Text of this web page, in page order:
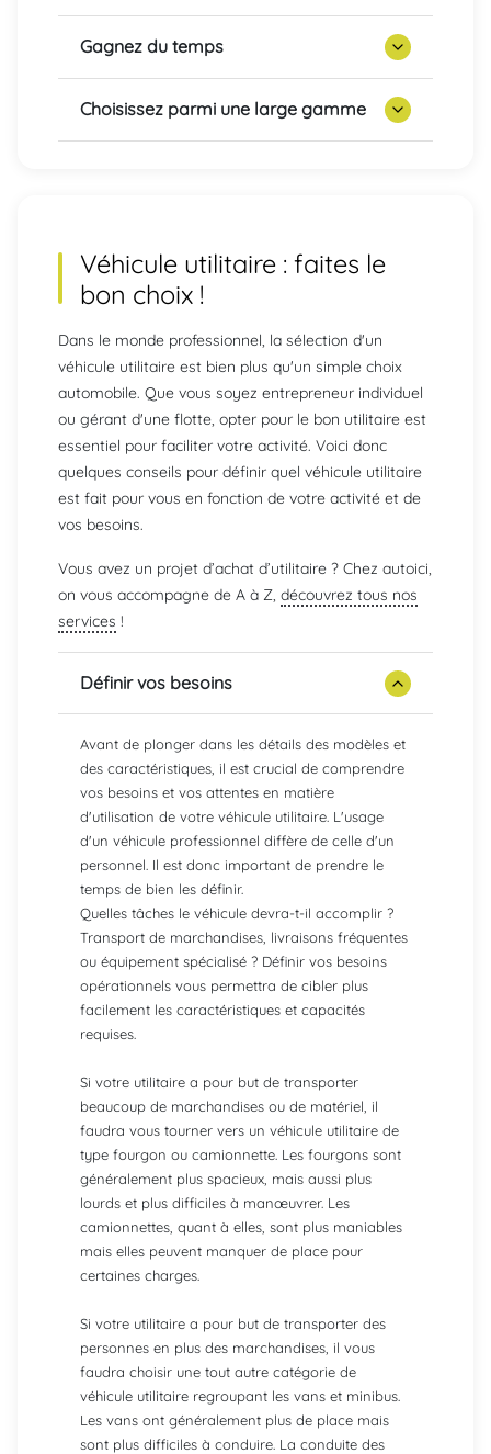
Gagnez du temps
Choisissez parmi une large gamme
Véhicule utilitaire : faites le
bon choix !
Dans le monde professionnel, la sélection d'un
véhicule utilitaire est bien plus qu'un simple choix
automobile. Que vous soyez entrepreneur individuel
ou gérant d'une flotte, opter pour le bon utilitaire est
essentiel pour faciliter votre activité. Voici donc
quelques conseils pour définir quel véhicule utilitaire
est fait pour vous en fonction de votre activité et de
vos besoins.
Vous avez un projet d’achat d’utilitaire ? Chez autoici,
on vous accompagne de A à Z, découvrez tous nos
services !
Définir vos besoins
Avant de plonger dans les détails des modèles et
des caractéristiques, il est crucial de comprendre
vos besoins et vos attentes en matière
d'utilisation de votre véhicule utilitaire. L'usage
d'un véhicule professionnel diffère de celle d'un
personnel. Il est donc important de prendre le
temps de bien les définir.
Quelles tâches le véhicule devra-t-il accomplir ?
Transport de marchandises, livraisons fréquentes
ou équipement spécialisé ? Définir vos besoins
opérationnels vous permettra de cibler plus
facilement les caractéristiques et capacités
requises.
Si votre utilitaire a pour but de transporter
beaucoup de marchandises ou de matériel, il
faudra vous tourner vers un véhicule utilitaire de
type fourgon ou camionnette. Les fourgons sont
généralement plus spacieux, mais aussi plus
lourds et plus difficiles à manœuvrer. Les
camionnettes, quant à elles, sont plus maniables
mais elles peuvent manquer de place pour
certaines charges.
Si votre utilitaire a pour but de transporter des
personnes en plus des marchandises, il vous
faudra choisir une tout autre catégorie de
véhicule utilitaire regroupant les vans et minibus.
Les vans ont généralement plus de place mais
sont plus difficiles à conduire. La conduite des